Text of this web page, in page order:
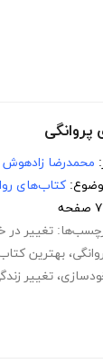
پروانگی
محمدرضا زادهوش
کتاب‌های
تغییر در
، بهترین
، تغییر